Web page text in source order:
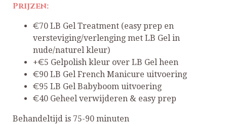
Prijzen:
€70 LB Gel Treatment (easy prep en
versteviging/verlenging met LB Gel in
nude/naturel kleur)
+€5 Gelpolish kleur over LB Gel heen
€90 LB Gel French Manicure uitvoering
€95 LB Gel Babyboom uitvoering
€40 Geheel verwijderen & easy prep
Behandeltijd is 75-90 minuten